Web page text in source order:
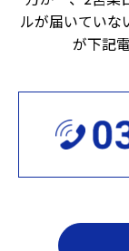
ルが届いていな
が下記